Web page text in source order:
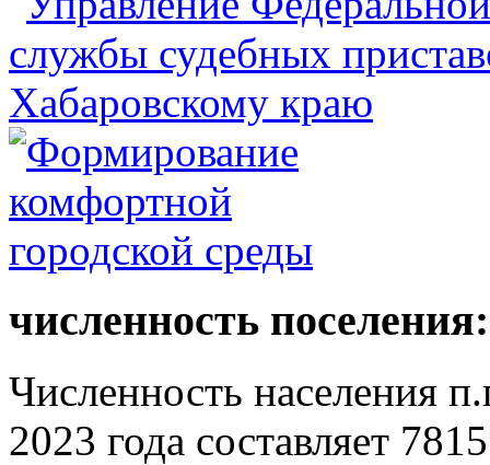
численность поселения:
Численность населения
2023 года составляет